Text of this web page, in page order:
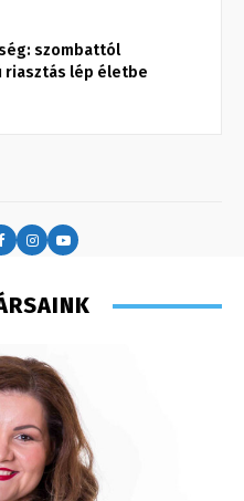
szombattól
riasztás lép életbe